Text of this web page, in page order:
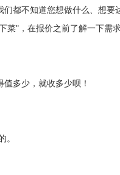
都不知道您想做什么、想要
菜"，在报价之前了解一下需
多少，就收多少呗！
。